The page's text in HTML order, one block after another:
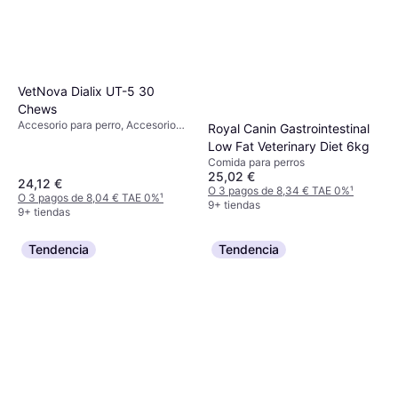
VetNova Dialix UT-5 30
Chews
Accesorio para perro, Accesorio
24,12 €
O 3 pagos de 8,04 € TAE 0%¹
9+ tiendas
Royal Canin Gastrointestinal
Low Fat Veterinary Diet 6kg
Comida para perros
25,02 €
O 3 pagos de 8,34 € TAE 0%¹
9+ tiendas
Tendencia Tendencia